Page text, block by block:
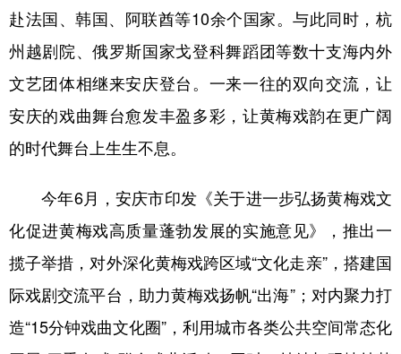
赴法国、韩国、阿联酋等10余个国家。与此同时，杭
州越剧院、俄罗斯国家戈登科舞蹈团等数十支海内外
文艺团体相继来安庆登台。一来一往的双向交流，让
安庆的戏曲舞台愈发丰盈多彩，让黄梅戏韵在更广阔
的时代舞台上生生不息。
今年6月，安庆市印发《关于进一步弘扬黄梅戏文
化促进黄梅戏高质量蓬勃发展的实施意见》，推出一
揽子举措，对外深化黄梅戏跨区域“文化走亲”，搭建国
际戏剧交流平台，助力黄梅戏扬帆“出海”；对内聚力打
造“15分钟戏曲文化圈”，利用城市各类公共空间常态化